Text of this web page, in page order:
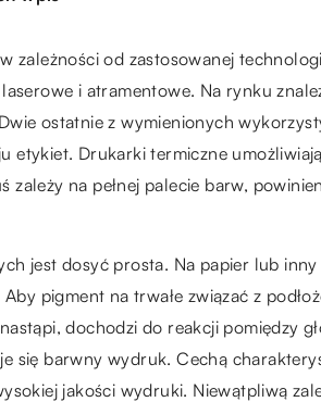
zależności od zastosowanej
i atramentowe. Na rynku
ostatnie z wymienionych
etykiet. Drukarki termiczne
na pełnej palecie barw,
jest dosyć prosta. Na papier lub inny
pigment na trwałe związać z
dochodzi do reakcji pomiędzy
się barwny wydruk. Cechą
jakości wydruki. Niewątpliwą